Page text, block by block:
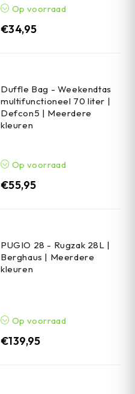
Op voorraad
€34,95
Duffle Bag - Weekendtas
multifunctioneel 70 liter |
Defcon5 | Meerdere
kleuren
Op voorraad
€55,95
PUGIO 28 - Rugzak 28L |
Berghaus | Meerdere
kleuren
Op voorraad
€139,95